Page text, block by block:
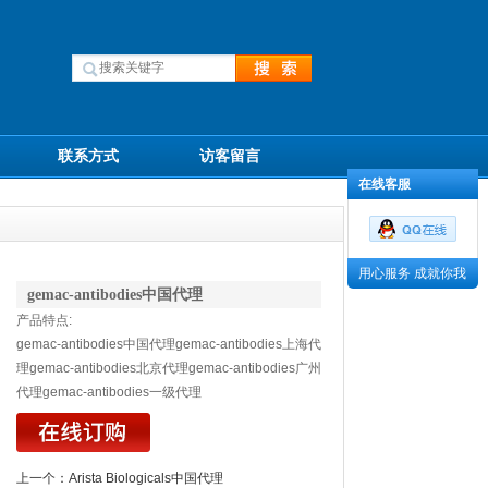
联系方式 访客留言
gemac-antibodies中国代理
产品特点:
gemac-antibodies中国代理gemac-antibodies上海代
理gemac-antibodies北京代理gemac-antibodies广州
代理gemac-antibodies一级代理
上一个： Arista Biologicals中国代理
在线客服
用心服务 成就你我